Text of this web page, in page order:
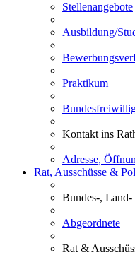
Stellenangebote
Ausbildung/
Praktikum
Kontakt ins
Adresse,
Rat, Ausschüsse &
Bundes-,
Abgeordnete
Rat &